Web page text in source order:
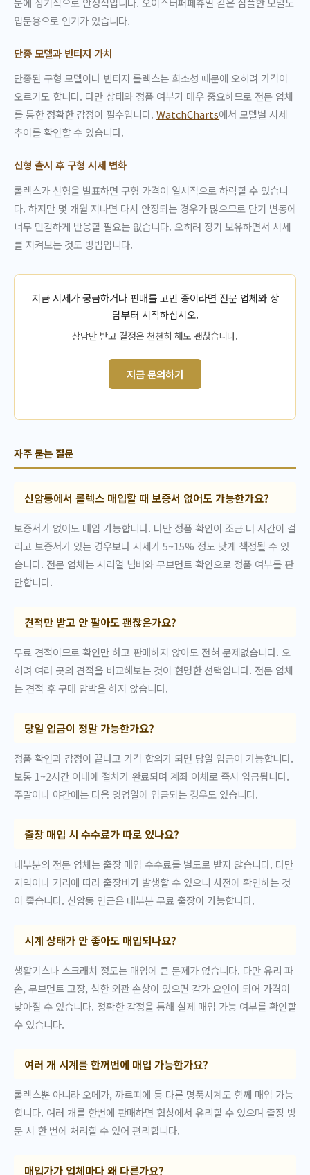
입문용으로 인기가 있습니다.
단종 모델과 빈티지 가치
단종된 구형 모델이나 빈티지 롤렉스는 희소성 때문에 오히려 가격이
오르기도 합니다. 다만 상태와 정품 여부가 매우 중요하므로 전문 업체
를 통한 정확한 감정이 필수입니다. WatchCharts에서 모델별 시세
추이를 확인할 수 있습니다.
신형 출시 후 구형 시세 변화
롤렉스가 신형을 발표하면 구형 가격이 일시적으로 하락할 수 있습니
다. 하지만 몇 개월 지나면 다시 안정되는 경우가 많으므로 단기 변동에
너무 민감하게 반응할 필요는 없습니다. 오히려 장기 보유하면서 시세
를 지켜보는 것도 방법입니다.
지금 시세가 궁금하거나 판매를 고민 중이라면 전문 업체와 상
담부터 시작하십시오.
상담만 받고 결정은 천천히 해도 괜찮습니다.
지금 문의하기
자주 묻는 질문
신암동에서 롤렉스 매입할 때 보증서 없어도 가능한가요?
보증서가 없어도 매입 가능합니다. 다만 정품 확인이 조금 더 시간이 걸
리고 보증서가 있는 경우보다 시세가 5~15% 정도 낮게 책정될 수 있
습니다. 전문 업체는 시리얼 넘버와 무브먼트 확인으로 정품 여부를 판
단합니다.
견적만 받고 안 팔아도 괜찮은가요?
무료 견적이므로 확인만 하고 판매하지 않아도 전혀 문제없습니다. 오
히려 여러 곳의 견적을 비교해보는 것이 현명한 선택입니다. 전문 업체
는 견적 후 구매 압박을 하지 않습니다.
당일 입금이 정말 가능한가요?
정품 확인과 감정이 끝나고 가격 합의가 되면 당일 입금이 가능합니다.
보통 1~2시간 이내에 절차가 완료되며 계좌 이체로 즉시 입금됩니다.
주말이나 야간에는 다음 영업일에 입금되는 경우도 있습니다.
출장 매입 시 수수료가 따로 있나요?
대부분의 전문 업체는 출장 매입 수수료를 별도로 받지 않습니다. 다만
지역이나 거리에 따라 출장비가 발생할 수 있으니 사전에 확인하는 것
이 좋습니다. 신암동 인근은 대부분 무료 출장이 가능합니다.
시계 상태가 안 좋아도 매입되나요?
생활기스나 스크래치 정도는 매입에 큰 문제가 없습니다. 다만 유리 파
손, 무브먼트 고장, 심한 외관 손상이 있으면 감가 요인이 되어 가격이
낮아질 수 있습니다. 정확한 감정을 통해 실제 매입 가능 여부를 확인할
수 있습니다.
여러 개 시계를 한꺼번에 매입 가능한가요?
롤렉스뿐 아니라 오메가, 까르띠에 등 다른 명품시계도 함께 매입 가능
합니다. 여러 개를 한번에 판매하면 협상에서 유리할 수 있으며 출장 방
문 시 한 번에 처리할 수 있어 편리합니다.
매입가가 업체마다 왜 다른가요?